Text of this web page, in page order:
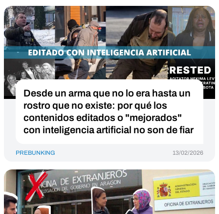
Desde un arma que no lo era hasta un
rostro que no existe: por qué los
contenidos editados o "mejorados"
con inteligencia artificial no son de fiar
PREBUNKING 13/02/2026